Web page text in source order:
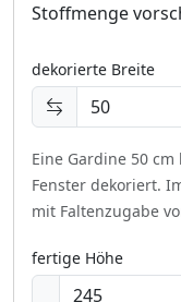
Stoffmenge
dekorierte Breite
Eine Gardine 50
Fenster dekoriert.
mit Faltenzugabe
fertige Höhe